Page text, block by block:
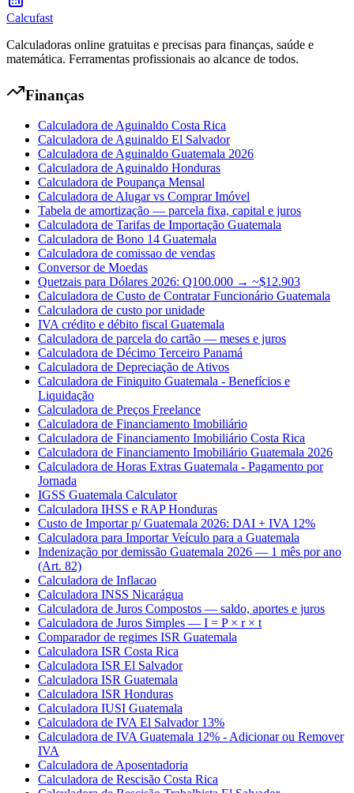
Calcufast
Calculadoras online gratuitas e precisas para finanças, saúde e
matemática. Ferramentas profissionais ao alcance de todos.
Finanças
Calculadora de Aguinaldo Costa Rica
Calculadora de Aguinaldo El Salvador
Calculadora de Aguinaldo Guatemala 2026
Calculadora de Aguinaldo Honduras
Calculadora de Poupança Mensal
Calculadora de Alugar vs Comprar Imóvel
Tabela de amortização — parcela fixa, capital e juros
Calculadora de Tarifas de Importação Guatemala
Calculadora de Bono 14 Guatemala
Calculadora de comissao de vendas
Conversor de Moedas
Quetzais para Dólares 2026: Q100.000 → ~$12.903
Calculadora de Custo de Contratar Funcionário Guatemala
Calculadora de custo por unidade
IVA crédito e débito fiscal Guatemala
Calculadora de parcela do cartão — meses e juros
Calculadora de Décimo Terceiro Panamá
Calculadora de Depreciação de Ativos
Calculadora de Finiquito Guatemala - Benefícios e
Liquidação
Calculadora de Preços Freelance
Calculadora de Financiamento Imobiliário
Calculadora de Financiamento Imobiliário Costa Rica
Calculadora de Financiamento Imobiliário Guatemala 2026
Calculadora de Horas Extras Guatemala - Pagamento por
Jornada
IGSS Guatemala Calculator
Calculadora IHSS e RAP Honduras
Custo de Importar p/ Guatemala 2026: DAI + IVA 12%
Calculadora para Importar Veículo para a Guatemala
Indenização por demissão Guatemala 2026 — 1 mês por ano
(Art. 82)
Calculadora de Inflacao
Calculadora INSS Nicarágua
Calculadora de Juros Compostos — saldo, aportes e juros
Calculadora de Juros Simples — I = P × r × t
Comparador de regimes ISR Guatemala
Calculadora ISR Costa Rica
Calculadora ISR El Salvador
Calculadora ISR Guatemala
Calculadora ISR Honduras
Calculadora IUSI Guatemala
Calculadora de IVA El Salvador 13%
Calculadora de IVA Guatemala 12% - Adicionar ou Remover
IVA
Calculadora de Aposentadoria
Calculadora de Rescisão Costa Rica